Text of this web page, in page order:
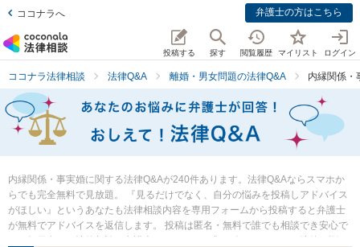
ココナラへ 弁護士の方はこちら
投稿する 探す 閲覧履歴 マイリスト ログイン
ココナラ法律相談 法律Q&A 離婚・男女問題の法律Q&A 内縁関係・
内縁関係・事実婚に関する法律Q&Aが240件あります。法律Q&Aならスマホか
らでも完全無料で見放題。 『見るだけでなく、自分の悩みを投稿しアドバイス
がほしい』というあなたも法律相談内容を専用フォームから投稿すると弁護士
が無料でアドバイスを返信します。 投稿は匿名・無料で誰でも相談でき安心で
す。毎日多くの法律相談に弁護士がアドバイス中。 今すぐあなたの法律の悩